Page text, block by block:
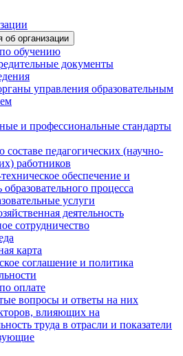
об организации
обучению
документы
управления образовательным
и профессиональные стандарты
педагогических (научно-
работников
обеспечение и
процесса
услуги
деятельность
сотрудничество
карта
соглашение и политика
оплате
вопросы и ответы на них
влияющих на
труда в отрасли и показатели